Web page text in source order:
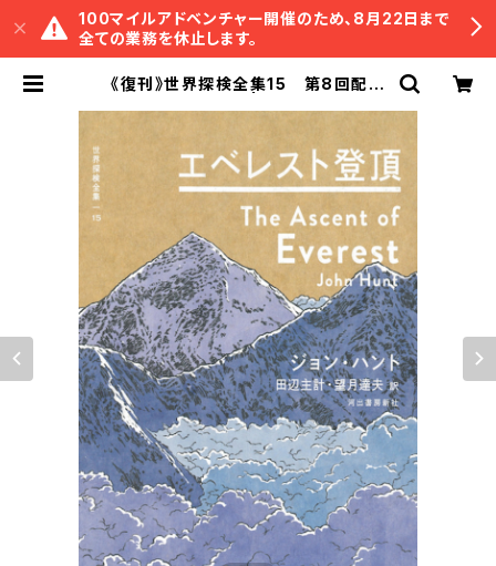
100マイルアドベンチャー開催のため、8月22日まで
全ての業務を休止します。
《復刊》世界探検全集15 第8回配本